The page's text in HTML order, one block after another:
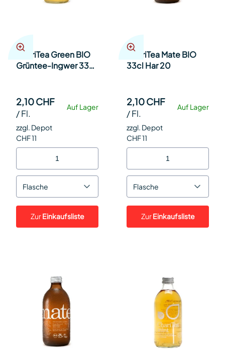
ChariTea Green BIO
Grüntee-Ingwer 33cl
Auf Lager
2,10 CHF
/Fl.
zzgl. Depot
CHF 11
Flasche
ZurEinkaufsliste
ChariTea Mate BIO
33cl Har 20
Auf Lager
2,10 CHF
/Fl.
zzgl. Depot
CHF 11
Flasche
ZurEinkaufsliste